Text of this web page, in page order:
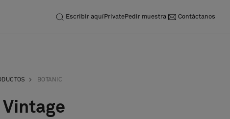
Escribir aquí PrivatePedir muestra Contáctanos
BOTANIC